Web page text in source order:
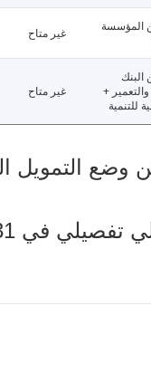
المؤسسة
غير متاح
البنك
+
للتنمية
غير متاح
التمويل المقدم
في 2026/07/31